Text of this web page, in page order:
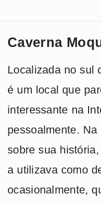
Caverna
Localizada no sul
é um local que
interessante na
pessoalmente.
sobre sua
a utilizava como
ocasionalmente,